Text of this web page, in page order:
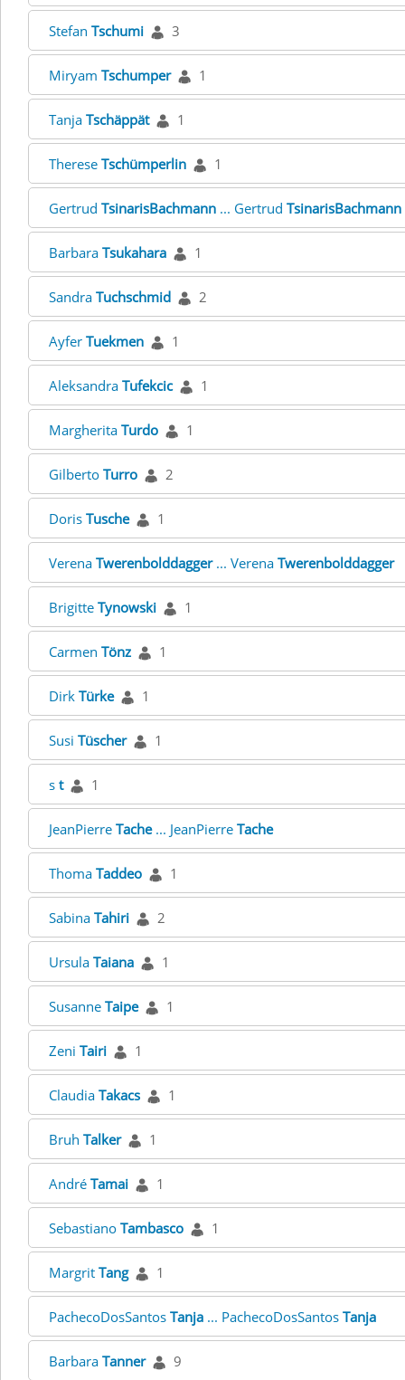
Stefan Tschumi 3
Miryam Tschumper 1
Tanja Tschäppät 1
Therese Tschümperlin 1
Gertrud TsinarisBachmann ... Gertrud TsinarisBachmann
Barbara Tsukahara 1
Sandra Tuchschmid 2
Ayfer Tuekmen 1
Aleksandra Tufekcic 1
Margherita Turdo 1
Gilberto Turro 2
Doris Tusche 1
Verena Twerenbolddagger... Verena Twerenbolddagger
Brigitte Tynowski 1
Carmen Tönz 1
Dirk Türke 1
Susi Tüscher 1
s t 1
JeanPierre Tache... JeanPierre Tache
Thoma Taddeo 1
Sabina Tahiri 2
Ursula Taiana 1
Susanne Taipe 1
Zeni Tairi 1
Claudia Takacs 1
Bruh Talker 1
André Tamai 1
Sebastiano Tambasco 1
Margrit Tang 1
PachecoDosSantos Tanja ... PachecoDosSantos Tanja
Barbara Tanner 9